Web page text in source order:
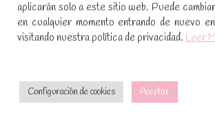
2021 · Dulces mágicos de Patricia ·
aplicarán solo a este sitio web. Puede
en cualquier momento entrando de nuevo
visitando nuestra política de privacidad. Leer
Configuración de cookies Aceptar